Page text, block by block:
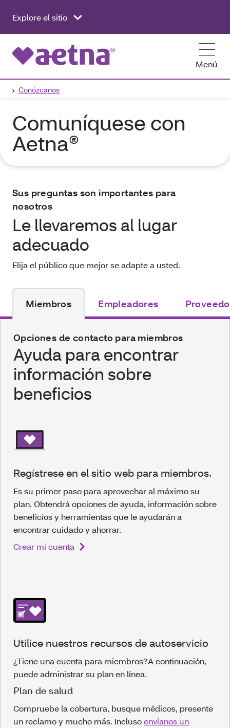
Explore el sitio
Menú
Conózcanos
Comuníquese con
Aetna®
Sus preguntas son importantes para
nosotros
Le llevaremos al lugar
adecuado
Elija el público que mejor se adapte a usted.
Miembros Empleadores
Opciones de contacto para miembros
Ayuda para encontrar
información sobre
beneficios
Regístrese en el sitio web para miembros.
Es su primer paso para aprovechar al máximo su
plan. Obtendrá opciones de ayuda, información sobre
beneficios y herramientas que le ayudarán a
encontrar cuidado y ahorrar.
Crear mi cuenta
Utilice nuestros recursos de autoservicio
¿Tiene una cuenta para miembros?A continuación,
puede administrar su plan en línea.
Plan de salud
Compruebe la cobertura, busque médicos, presente
un reclamo y mucho más. Inclusoenvíanos un